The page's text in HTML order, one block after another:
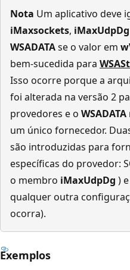
Nota Um aplicativo deve
iMaxsockets, iMaxUdpDg
WSADATAse o valor em
bem-sucedida para
Isso ocorre porque a
foi alterada na versão 2
provedores e o WSADATA
um único fornecedor.
são introduzidas para
específicas do provedor:
o membro iMaxUdpDg )
qualquer outra
ocorra).
Exemplos